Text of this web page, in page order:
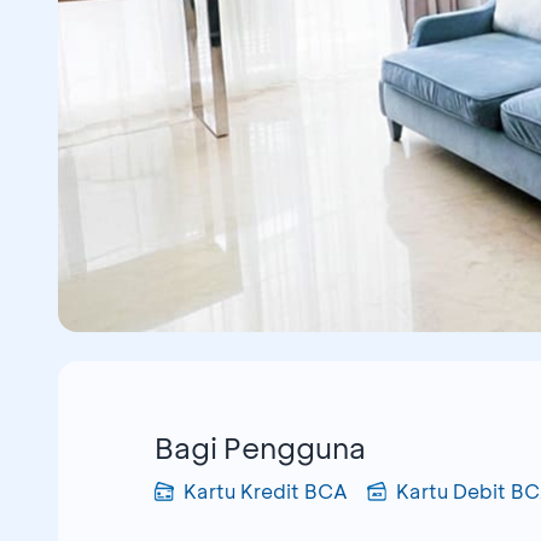
Bagi Pengguna
Kartu Kredit BCA Kartu Debit